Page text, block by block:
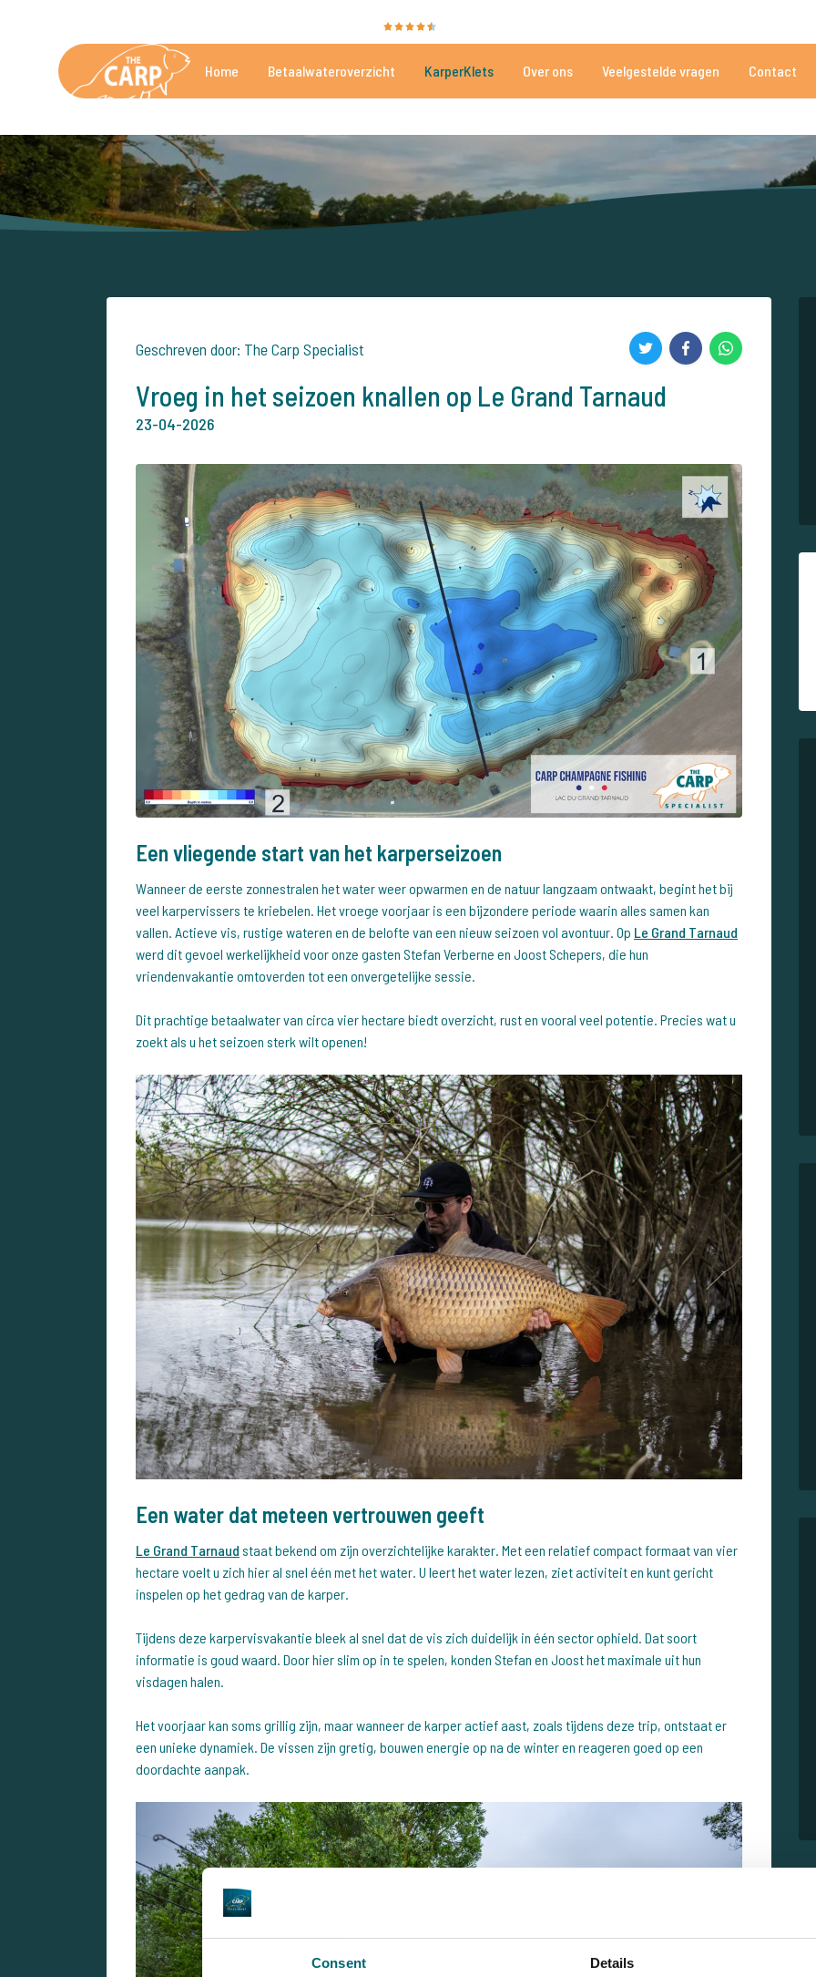
Consent Details
Home Betaalwateroverzicht KarperKlets Over ons Veelgestelde vragen Contact
Geschreven door: The Carp Specialist
Vroeg in het seizoen knallen op Le Grand Tarnaud
23-04-2026
Een vliegende start van het karperseizoen
Wanneer de eerste zonnestralen het water weer opwarmen en de natuur langzaam ontwaakt, begint het bij
veel karpervissers te kriebelen. Het vroege voorjaar is een bijzondere periode waarin alles samen kan
vallen. Actieve vis, rustige wateren en de belofte van een nieuw seizoen vol avontuur. Op Le Grand Tarnaud
werd dit gevoel werkelijkheid voor onze gasten Stefan Verberne en Joost Schepers, die hun
vriendenvakantie omtoverden tot een onvergetelijke sessie.
Dit prachtige betaalwater van circa vier hectare biedt overzicht, rust en vooral veel potentie. Precies wat u
zoekt als u het seizoen sterk wilt openen!
Een water dat meteen vertrouwen geeft
Le Grand Tarnaud staat bekend om zijn overzichtelijke karakter. Met een relatief compact formaat van vier
hectare voelt u zich hier al snel één met het water. U leert het water lezen, ziet activiteit en kunt gericht
inspelen op het gedrag van de karper.
Tijdens deze karpervisvakantie bleek al snel dat de vis zich duidelijk in één sector ophield. Dat soort
informatie is goud waard. Door hier slim op in te spelen, konden Stefan en Joost het maximale uit hun
visdagen halen.
Het voorjaar kan soms grillig zijn, maar wanneer de karper actief aast, zoals tijdens deze trip, ontstaat er
een unieke dynamiek. De vissen zijn gretig, bouwen energie op na de winter en reageren goed op een
doordachte aanpak.